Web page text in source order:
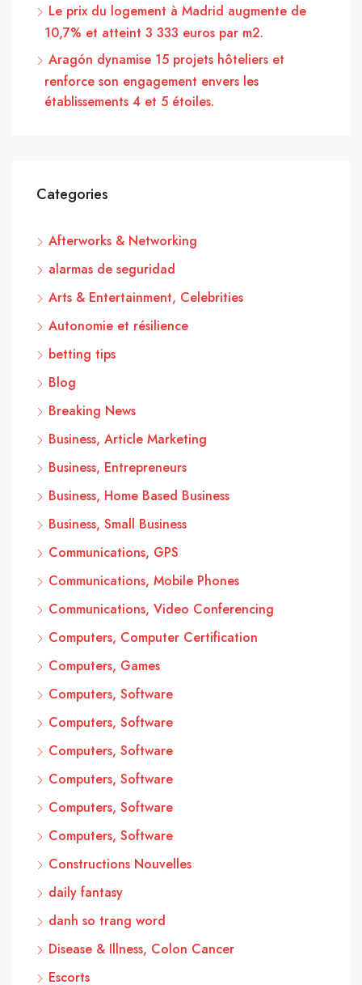
Le prix du logement à Madrid augmente de
10,7% et atteint 3 333 euros par m2.
Aragón dynamise 15 projets hôteliers et
renforce son engagement envers les
établissements 4 et 5 étoiles.
Categories
Afterworks & Networking
alarmas de seguridad
Arts & Entertainment, Celebrities
Autonomie et résilience
betting tips
Blog
Breaking News
Business, Article Marketing
Business, Entrepreneurs
Business, Home Based Business
Business, Small Business
Communications, GPS
Communications, Mobile Phones
Communications, Video Conferencing
Computers, Computer Certification
Computers, Games
Computers, Software
Computers, Software
Computers, Software
Computers, Software
Computers, Software
Computers, Software
Constructions Nouvelles
daily fantasy
danh so trang word
Disease & Illness, Colon Cancer
Escorts